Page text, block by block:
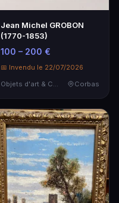
Jean Michel GROBON
(1770-1853)
100 – 200 €
📅 Invendu le 22/07/2026
Corbas